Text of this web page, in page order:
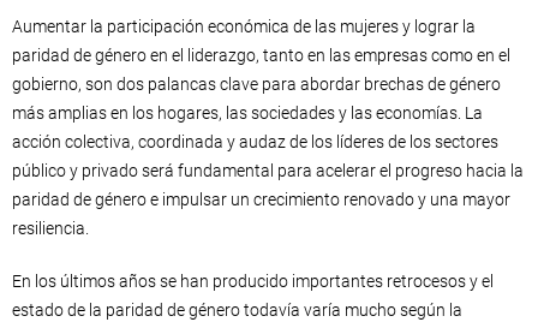
Aumentar la participación económica de las mujeres y lograr la
paridad de género en el liderazgo, tanto en las empresas como en el
gobierno, son dos palancas clave para abordar brechas de género
más amplias en los hogares, las sociedades y las economías. La
acción colectiva, coordinada y audaz de los líderes de los sectores
público y privado será fundamental para acelerar el progreso hacia la
paridad de género e impulsar un crecimiento renovado y una mayor
resiliencia.
En los últimos años se han producido importantes retrocesos y el
estado de la paridad de género todavía varía mucho según la